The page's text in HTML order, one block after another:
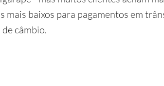
baixos para pagamentos em
câmbio.